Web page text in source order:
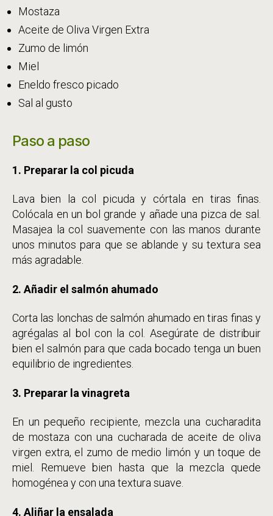
Mostaza
Aceite de Oliva Virgen Extra
Zumo de limón
Miel
Eneldo fresco picado
Sal al gusto
Paso a paso
1. Preparar la col picuda
Lava bien la col picuda y córtala en tiras finas.
Colócala en un bol grande y añade una pizca de sal.
Masajea la col suavemente con las manos durante
unos minutos para que se ablande y su textura sea
más agradable.
2. Añadir el salmón ahumado
Corta las lonchas de salmón ahumado en tiras finas y
agrégalas al bol con la col. Asegúrate de distribuir
bien el salmón para que cada bocado tenga un buen
equilibrio de ingredientes.
3. Preparar la vinagreta
En un pequeño recipiente, mezcla una cucharadita
de mostaza con una cucharada de aceite de oliva
virgen extra, el zumo de medio limón y un toque de
miel. Remueve bien hasta que la mezcla quede
homogénea y con una textura suave.
4. Aliñar la ensalada